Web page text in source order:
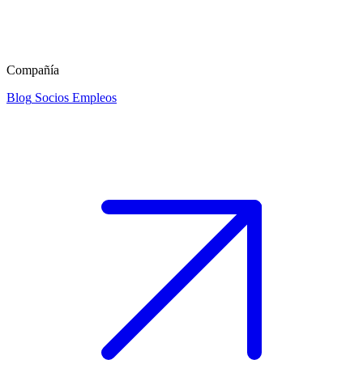
Compañía
Blog Socios Empleos